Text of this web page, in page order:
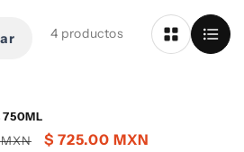
4 productos
750ML
Precio
$ 725.00 MXN